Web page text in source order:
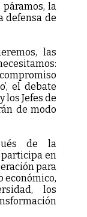
la
defensa de
las
el debate
los Jefes de
de modo
de la
en
para
económico,
los